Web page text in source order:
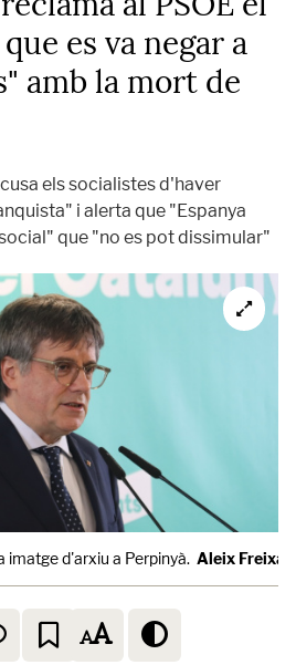
es va negar a
amb la mort de
els socialistes d'haver
i alerta que "Espanya
que "no es pot dissimular"
imatge d'arxiu a Perpinyà. Aleix Freixas